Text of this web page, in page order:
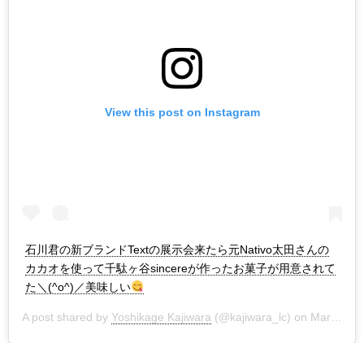
View this post on Instagram
石川君の新ブランドTextの展示会来たら元Nativo太田さんの
カカオを使って千駄ヶ谷sincereが作ったお菓子が用意されて
た＼(^o^)／美味しい
A post shared by Yoshikage Kajiwara (@kajiwara_lc) on Mar 21, 2019 at 10:03pm PDT